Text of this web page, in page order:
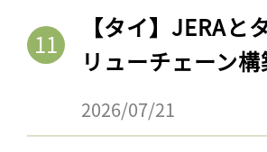
【タイ】JERA
リューチェーン
2026/07/21